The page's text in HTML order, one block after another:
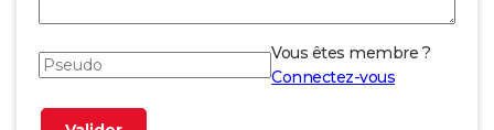
Vous êtes membre ?
Connectez-vous